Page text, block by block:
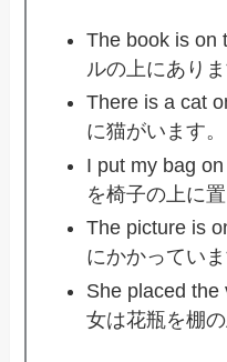
The book is on
ルの上にありま
There is a cat
に猫がいます。
I put my bag
を椅子の上に
The picture is
にかかっていま
She placed the
女は花瓶を棚